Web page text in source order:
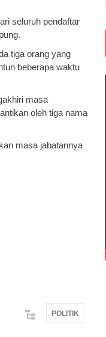
seluruh pendaftar
tiga orang yang
beberapa waktu
masa
oleh tiga nama
masa jabatannya
POLITIK